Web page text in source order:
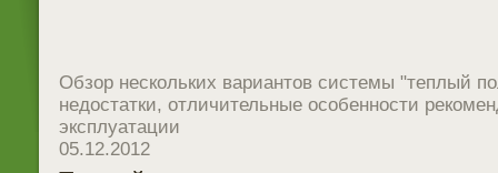
Обзор нескольких вариантов системы "теплый
недостатки, отличительные особенности
эксплуатации
05.12.2012